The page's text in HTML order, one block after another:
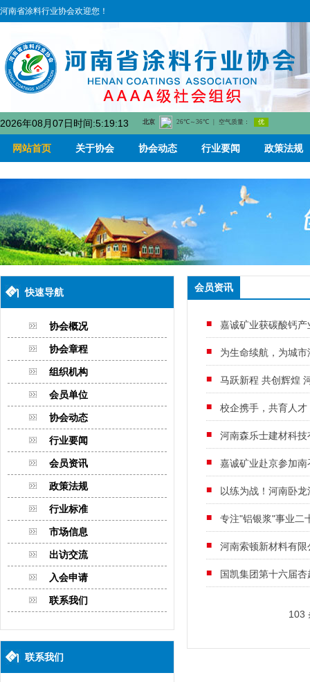
河南省涂料行业协会欢迎您！
2026年08月07日时间:5:19:13
网站首页 关于协会 协会动态 行业要闻 政策法规
快速导航
协会概况
协会章程
组织机构
会员单位
协会动态
行业要闻
会员资讯
政策法规
行业标准
市场信息
出访交流
入会申请
联系我们
联系我们
会员资讯
嘉诚矿业获碳酸钙
为生命续航，为城
马跃新程 共创辉煌
校企携手，共育人
河南森乐士建材科
嘉诚矿业赴京参加
以练为战！河南卧
专注"铝银浆"事业二
河南索顿新材料有
国凯集团第十六届
103